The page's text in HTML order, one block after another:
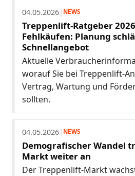
04.05.2026| NEWS
Treppenlift-Ratgeber
Fehlkäufen: Planung
Schnellangebot
Aktuelle
worauf Sie bei Treppenlift-
Vertrag, Wartung und
sollten.
04.05.2026| NEWS
Demografischer Wandel
Markt weiter an
Der Treppenlift-Markt